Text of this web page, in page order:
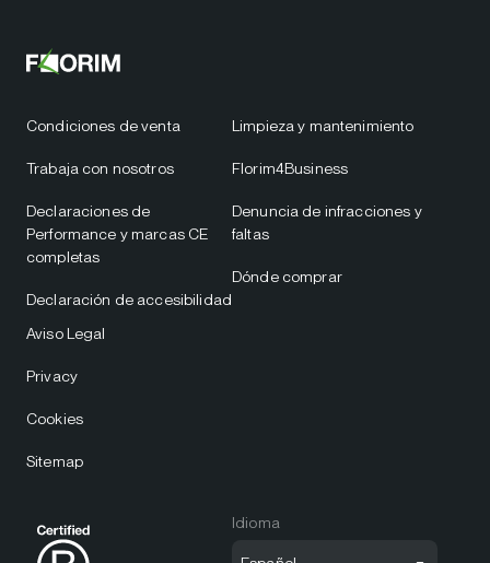
Condiciones de venta
Trabaja con nosotros
Declaraciones de
Performance y marcas CE
completas
Declaración de accesibilidad
Limpieza y mantenimiento
Florim4Business
Denuncia de infracciones y
faltas
Dónde comprar
Aviso Legal
Privacy
Cookies
Sitemap
Idioma